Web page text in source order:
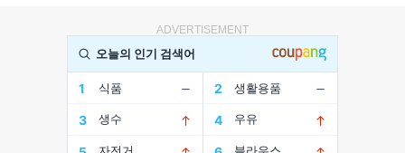
ADVERTISEMENT